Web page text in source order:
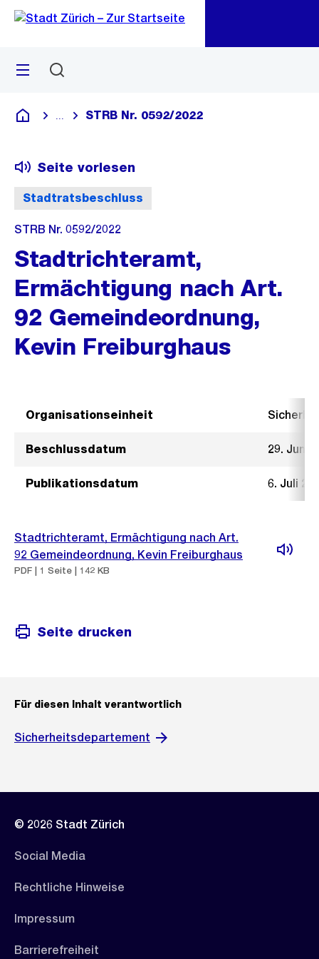
Navigation
Sprunglink
Menü
Deutsch
Blende alle Breadcrumbs ein
STRB Nr. 0592/2022
Stadtratsbeschluss
Seite vorlesen
STRB Nr. 0592/2022
Stadtrichteramt,
Ermächtigung nach Art.
92 Gemeindeordnung,
Kevin Freiburghaus
Organisationseinheit
Beschlussdatum 29. Juni
Publikationsdatum 6. Juli
Stadtrichteramt, Ermächtigung nach Art.
92 Gemeindeordnung, Kevin Freiburghaus
PDF | 1 Seite | 142 KB
Seite drucken
Für diesen Inhalt verantwortlich
Sicherheitsdepartement
© 2026 Stadt Zürich
Social Media
Rechtliche Hinweise
Impressum
Barrierefreiheit